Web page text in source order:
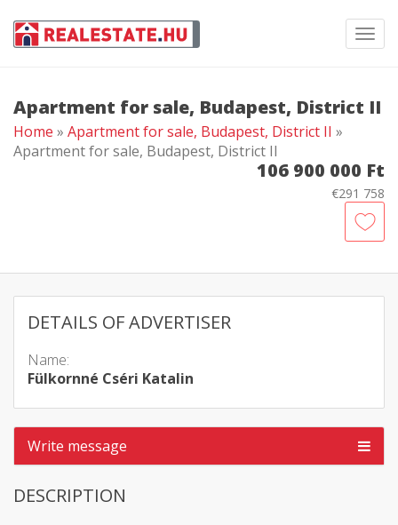
Apartment for sale, Budapest, District II
Home » Apartment for sale, Budapest, District II »
Apartment for sale, Budapest, District II
106 900 000 Ft
€291 758
DETAILS OF ADVERTISER
Name:
Fülkornné Cséri Katalin
Write message
DESCRIPTION